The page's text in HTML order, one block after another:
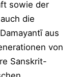
sowie der
die
aus
von
Sanskrit-